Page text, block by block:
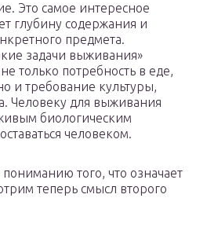
Это самое интересное
глубину содержания и
предмета.
задачи выживания»
только потребность в еде,
и требование культуры,
Человеку для выживания
биологическим
человеком.
того, что означает
теперь смысл второго